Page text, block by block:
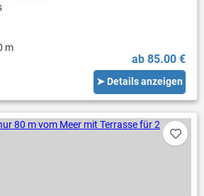
m
ab 85.00 €
➤ Details anzeigen